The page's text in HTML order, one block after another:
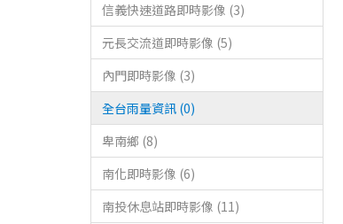
信義快速道路即時影像 (3)
元長交流道即時影像 (5)
內門即時影像 (3)
全台雨量資訊 (0)
卑南鄉 (8)
南化即時影像 (6)
南投休息站即時影像 (11)